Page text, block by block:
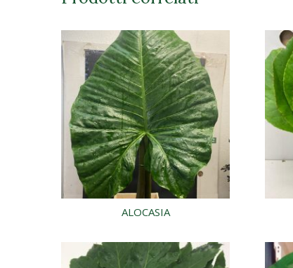
ALOCASIA